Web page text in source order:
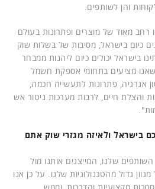
והן לשותפים.
רחב מאוד של מוצרים ופתרונות בעולם
כיום בישראל, מסיבות של בשלות שוק
בישראל יכולים כיום ליהנות ממבחר
מציעים בתחומי אספקת חשמל
אנרגיה, פתרונות לתעשייה חכמה,
והצלת חיים, לרבות מערכות ניטור אש
בישראל ולאיזה מגזרי שוק אתם
שלנו, המייצגים אותנו מול
גדול מהטכנולוגיות שלנו. על כן אנו
מקצועיות והדרכות, וממש